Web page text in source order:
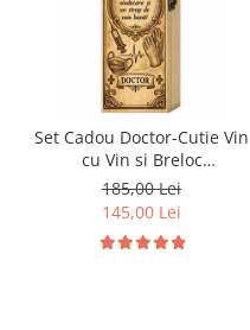
Set Cadou Doctor-Cutie Vin
cu Vin si Breloc
Personalizate
185,00 Lei
145,00 Lei